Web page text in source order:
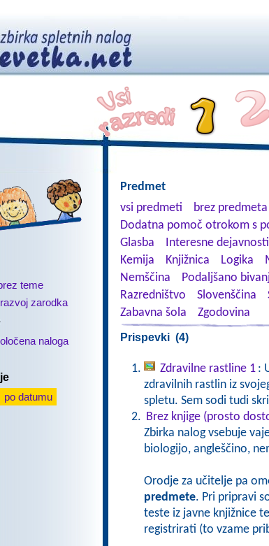
teme
zarodka
naloga
po datumu
Predmet
vsi predmeti
brez predmeta
Dodatna pomoč otrokom s
Glasba
Interesne dejavnosti
Kemija
Knjižnica Logika
Nemščina
Podaljšano
Razredništvo
Slovenščina
Zabavna šola
Zgodovina
Prispevki (4)
Zdravilne rastline 1 :
zdravilnih rastlin iz
spletu. Sem sodi tudi
Brez knjige (prosto
Zbirka nalog vsebuje
biologijo, angleščino,
Orodje za učitelje pa
predmete. Pri pripravi
teste iz javne knjižnice
registrirati (to vzame